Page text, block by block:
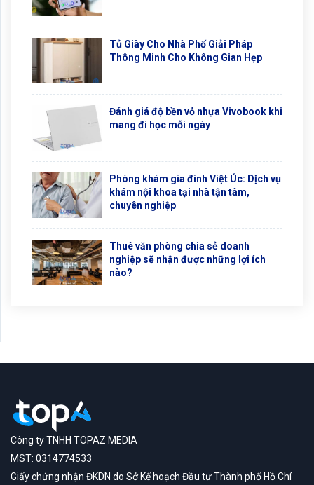
Tủ Giày Cho Nhà Phố Giải Pháp
Thông Minh Cho Không Gian Hẹp
Đánh giá độ bền vỏ nhựa Vivobook khi
mang đi học mỗi ngày
Phòng khám gia đình Việt Úc: Dịch vụ
khám nội khoa tại nhà tận tâm,
chuyên nghiệp
Thuê văn phòng chia sẻ doanh
nghiệp sẽ nhận được những lợi ích
nào?
Công ty TNHH TOPAZ MEDIA
MST: 0314774533
Giấy chứng nhận ĐKDN do Sở Kế hoạch Đầu tư Thành phố Hồ Chí